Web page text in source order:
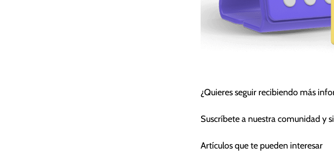
¿Quieres seguir recibiendo más
Suscríbete a nuestra comunidad y
Artículos que te pueden interesar